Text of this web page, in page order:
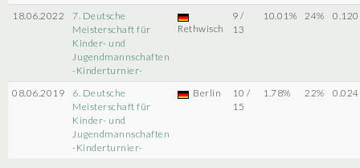
18.06.2022
7. Deutsche
Meisterschaft für
Kinder- und
Jugendmannschaften
-Kinderturnier-
Rethwisch
9 /
13
10.01% 24% 0.120
08.06.2019
6. Deutsche
Meisterschaft für
Kinder- und
Jugendmannschaften
-Kinderturnier-
Berlin
10 /
15
1.78% 22% 0.024